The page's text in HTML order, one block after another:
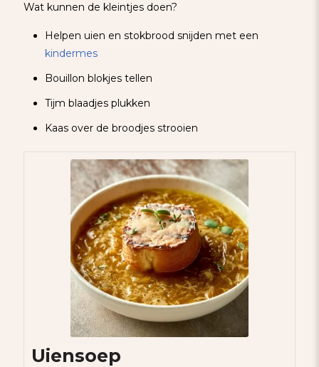
Wat kunnen de kleintjes doen?
Helpen uien en stokbrood snijden met een
kindermes
Bouillon blokjes tellen
Tijm blaadjes plukken
Kaas over de broodjes strooien
Uiensoep